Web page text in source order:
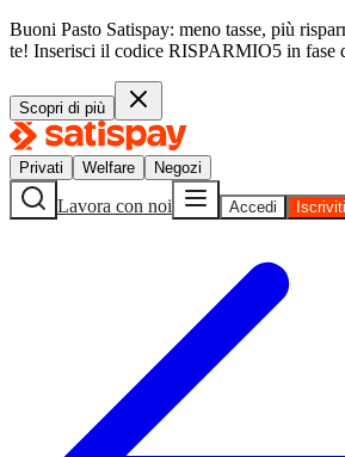
Buoni Pasto Satispay: meno tasse, più
te! Inserisci il codice RISPARMIO5 in fase
Scopri di più
Privati Welfare Negozi
Lavora con noi Accedi Iscriviti